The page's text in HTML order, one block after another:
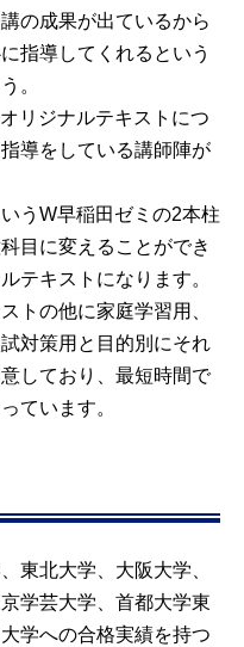
の成果が出ているから
指導してくれるという
。
リジナルテキストにつ
導をしている講師陣が
うW早稲田ゼミの2本柱
目に変えることができ
テキストになります。
トの他に家庭学習用、
対策用と目的別にそれ
しており、最短時間で
ています。
東北大学、大阪大学、
学芸大学、首都大学東
学への合格実績を持つ